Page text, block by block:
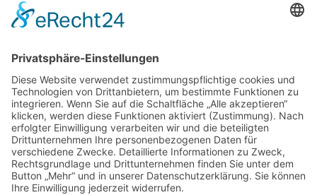
Good things come to those who Sign Up! Verpasse also
keine Neuheiten oder Aktionen! Abonniere jetzt unseren
Nach Klick auf den Button "Registrieren" gelangen Sie auf die Website von Mailchimp.
Dabei wird u.a. die eingetragene Email-Adresse an Mailchimp übertragen. Nährere
Informationen dazu finden Sie auch in unsererDatenschutzerklärung.